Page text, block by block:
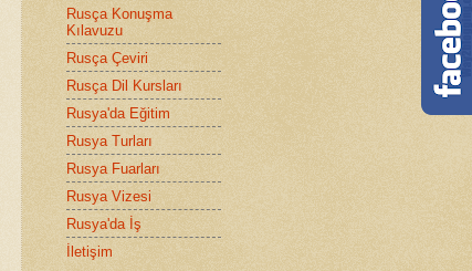
Rusça Konuşma
Kılavuzu
Rusça Çeviri
Rusça Dil Kursları
Rusya'da Eğitim
Rusya Turları
Rusya Fuarları
Rusya Vizesi
Rusya'da İş
İletişim